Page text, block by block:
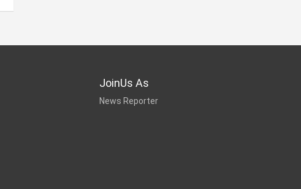
JoinUs As
News Reporter